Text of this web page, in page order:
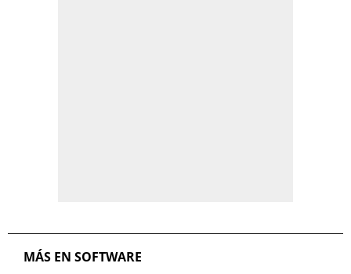
MÁS EN SOFTWARE